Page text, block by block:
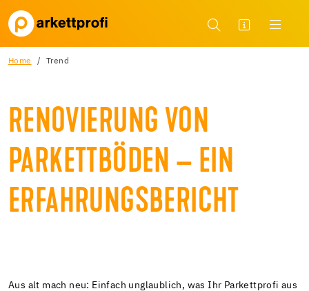
Home Trend
RENOVIERUNG VON
PARKETTBÖDEN – EIN
ERFAHRUNGSBERICHT
Aus alt mach neu: Einfach unglaublich, was Ihr Parkettprofi aus